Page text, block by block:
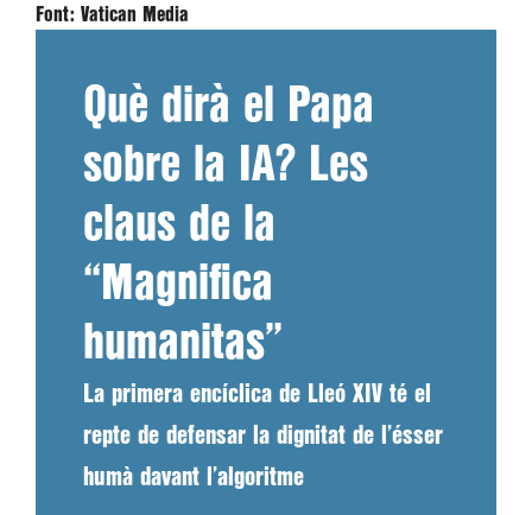
Font: Vatican Media
Què dirà el Papa
sobre la IA? Les
claus de la
“Magnifica
humanitas”
La primera encíclica de Lleó XIV té el
repte de defensar la dignitat de l’ésser
humà davant l’algoritme